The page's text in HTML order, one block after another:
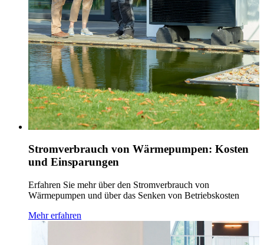
Stromverbrauch von Wärmepumpen: Kosten
und Einsparungen
Erfahren Sie mehr über den Stromverbrauch von
Wärmepumpen und über das Senken von Betriebskosten
Mehr erfahren